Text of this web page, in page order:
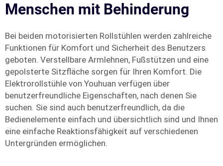
Menschen mit Behinderung
Bei beiden motorisierten Rollstühlen werden zahlreiche
Funktionen für Komfort und Sicherheit des Benutzers
geboten. Verstellbare Armlehnen, Fußstützen und eine
gepolsterte Sitzfläche sorgen für Ihren Komfort. Die
Elektrorollstühle von Youhuan verfügen über
benutzerfreundliche Eigenschaften, nach denen Sie
suchen. Sie sind auch benutzerfreundlich, da die
Bedienelemente einfach und übersichtlich sind und Ihnen
eine einfache Reaktionsfähigkeit auf verschiedenen
Untergründen ermöglichen.